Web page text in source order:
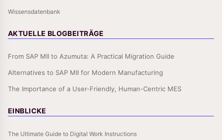
Wissensdatenbank
AKTUELLE BLOGBEITRÄGE
From SAP MII to Azumuta: A Practical Migration Guide
Alternatives to SAP MII for Modern Manufacturing
The Importance of a User-Friendly, Human-Centric MES
EINBLICKE
The Ultimate Guide to Digital Work Instructions